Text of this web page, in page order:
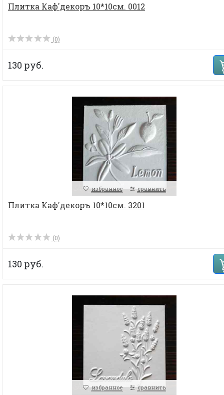
Плитка Каф'декоръ 10*10см. 0012
(0)
130 руб.
избранное сравнить
Плитка Каф'декоръ 10*10см. 3201
(0)
130 руб.
избранное сравнить